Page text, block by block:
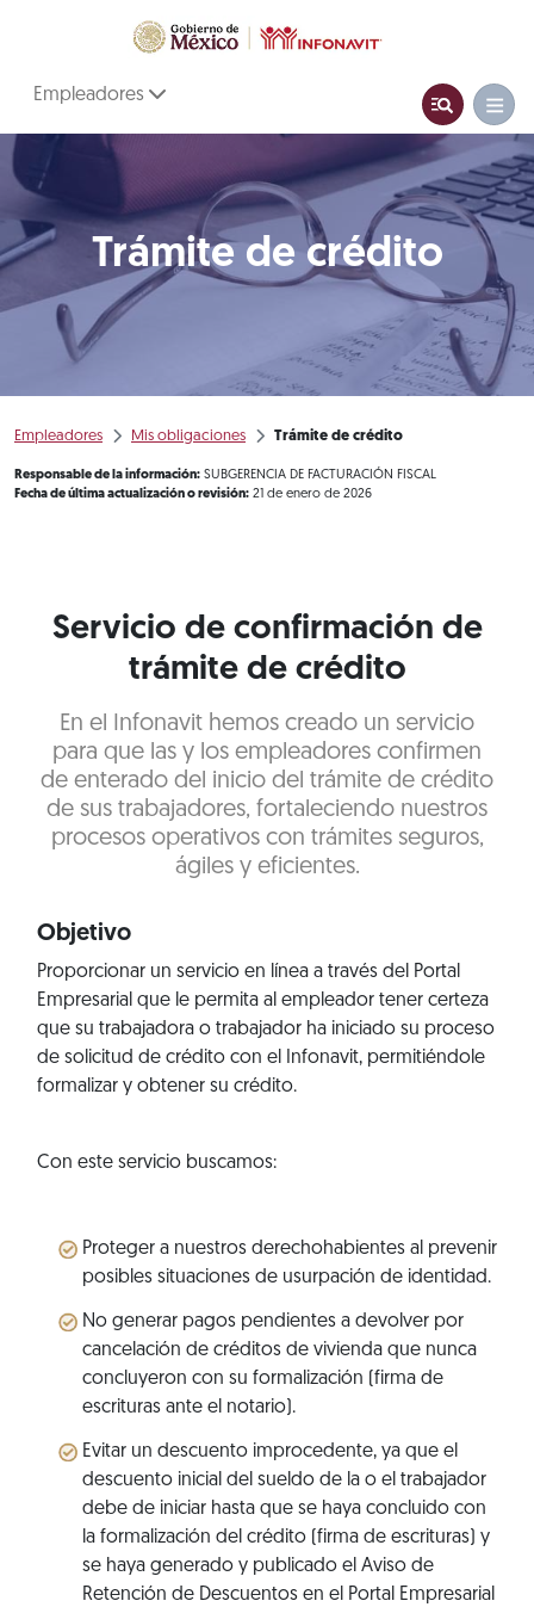
Empleadores
Trámite de crédito
Empleadores Mis obligaciones Trámite de crédito
Responsable de la información: SUBGERENCIA DE FACTURACIÓN FISCAL
Fecha de última actualización o revisión: 21 de enero de 2026
Servicio de confirmación de
trámite de crédito
En el Infonavit hemos creado un servicio
para que las y los empleadores confirmen
de enterado del inicio del trámite de crédito
de sus trabajadores, fortaleciendo nuestros
procesos operativos con trámites seguros,
ágiles y eficientes.
Objetivo
Proporcionar un servicio en línea a través del Portal
Empresarial que le permita al empleador tener certeza
que su trabajadora o trabajador ha iniciado su proceso
de solicitud de crédito con el Infonavit, permitiéndole
formalizar y obtener su crédito.
Con este servicio buscamos:
Proteger a nuestros derechohabientes al prevenir
posibles situaciones de usurpación de identidad.
No generar pagos pendientes a devolver por
cancelación de créditos de vivienda que nunca
concluyeron con su formalización (firma de
escrituras ante el notario).
Evitar un descuento improcedente, ya que el
descuento inicial del sueldo de la o el trabajador
debe de iniciar hasta que se haya concluido con
la formalización del crédito (firma de escrituras) y
se haya generado y publicado el Aviso de
Retención de Descuentos en el Portal Empresarial